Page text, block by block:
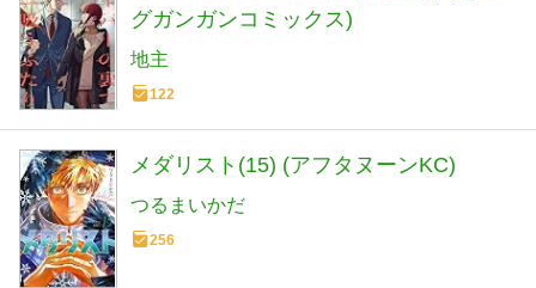
グガンガンコミックス)
地主
122
メダリスト(15) (アフタヌーンKC)
つるまいかだ
256